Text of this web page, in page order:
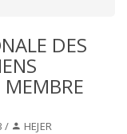
DES
/ HEJER